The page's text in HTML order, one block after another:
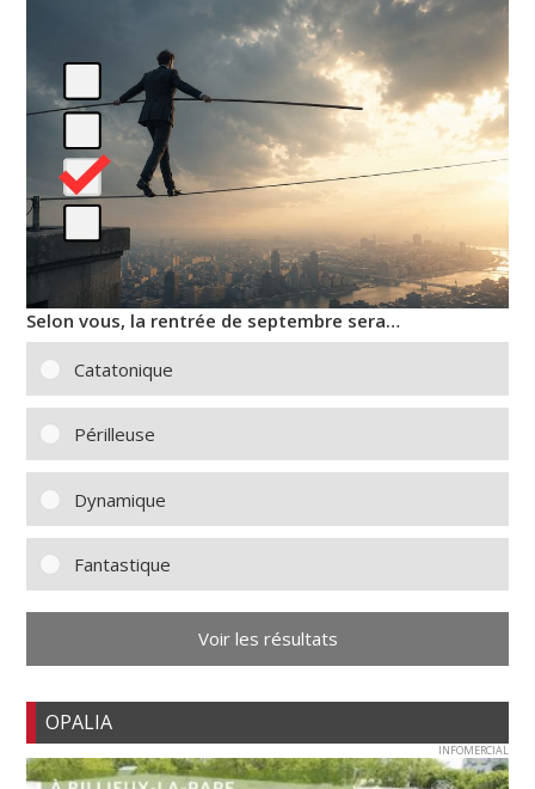
Selon vous, la rentrée de septembre sera…
Catatonique
Périlleuse
Dynamique
Fantastique
Voir les résultats
OPALIA
INFOMERCIAL